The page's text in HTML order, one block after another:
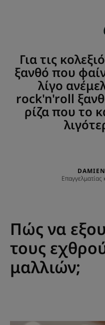
Για τις
ξανθό που
λίγο
rock'n'roll
ρίζα που το
Πώς να
τους
μαλλιών;